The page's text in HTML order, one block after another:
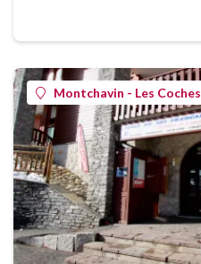
Montchavin - Les Coches